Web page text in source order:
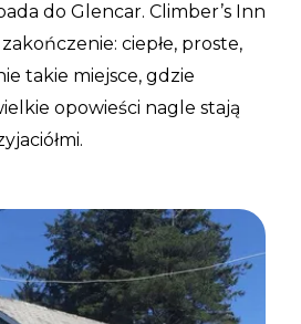
do Glencar. Climber’s Inn
ciepłe, proste,
takie miejsce, gdzie
opowieści nagle stają